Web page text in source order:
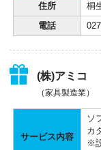
住所 桐
電話
(株)アミコ
（家具製造業）
サービス内容
ソ
カ
※